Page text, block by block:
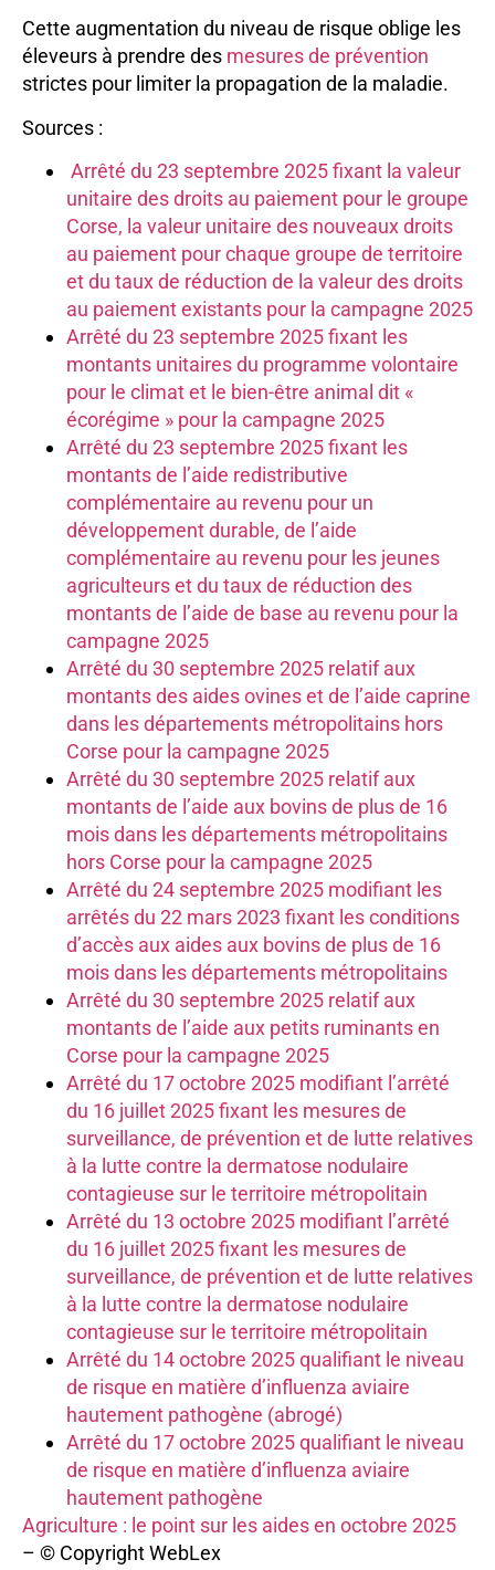
Cette augmentation du niveau de risque oblige les
éleveurs à prendre des mesures de prévention
strictes pour limiter la propagation de la maladie.
Sources :
Arrêté du 23 septembre 2025 fixant la valeur
unitaire des droits au paiement pour le groupe
Corse, la valeur unitaire des nouveaux droits
au paiement pour chaque groupe de territoire
et du taux de réduction de la valeur des droits
au paiement existants pour la campagne 2025
Arrêté du 23 septembre 2025 fixant les
montants unitaires du programme volontaire
pour le climat et le bien-être animal dit «
écorégime » pour la campagne 2025
Arrêté du 23 septembre 2025 fixant les
montants de l’aide redistributive
complémentaire au revenu pour un
développement durable, de l’aide
complémentaire au revenu pour les jeunes
agriculteurs et du taux de réduction des
montants de l’aide de base au revenu pour la
campagne 2025
Arrêté du 30 septembre 2025 relatif aux
montants des aides ovines et de l’aide caprine
dans les départements métropolitains hors
Corse pour la campagne 2025
Arrêté du 30 septembre 2025 relatif aux
montants de l’aide aux bovins de plus de 16
mois dans les départements métropolitains
hors Corse pour la campagne 2025
Arrêté du 24 septembre 2025 modifiant les
arrêtés du 22 mars 2023 fixant les conditions
d’accès aux aides aux bovins de plus de 16
mois dans les départements métropolitains
Arrêté du 30 septembre 2025 relatif aux
montants de l’aide aux petits ruminants en
Corse pour la campagne 2025
Arrêté du 17 octobre 2025 modifiant l’arrêté
du 16 juillet 2025 fixant les mesures de
surveillance, de prévention et de lutte relatives
à la lutte contre la dermatose nodulaire
contagieuse sur le territoire métropolitain
Arrêté du 13 octobre 2025 modifiant l’arrêté
du 16 juillet 2025 fixant les mesures de
surveillance, de prévention et de lutte relatives
à la lutte contre la dermatose nodulaire
contagieuse sur le territoire métropolitain
Arrêté du 14 octobre 2025 qualifiant le niveau
de risque en matière d’influenza aviaire
hautement pathogène (abrogé)
Arrêté du 17 octobre 2025 qualifiant le niveau
de risque en matière d’influenza aviaire
hautement pathogène
Agriculture : le point sur les aides en octobre 2025
– © Copyright WebLex